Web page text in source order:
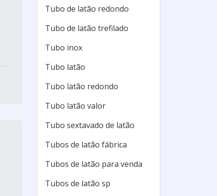
Tubo de latão redondo
Tubo de latão trefilado
Tubo inox
Tubo latão
Tubo latão redondo
Tubo latão valor
Tubo sextavado de latão
Tubos de latão fábrica
Tubos de latão para venda
Tubos de latão sp